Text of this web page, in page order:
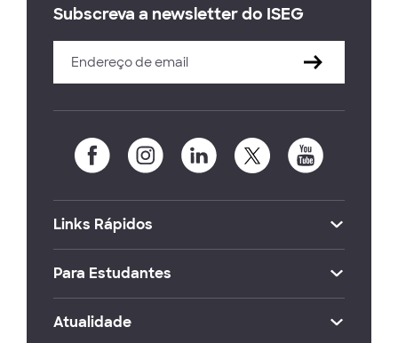
Subscreva a newsletter do ISEG
Links Rápidos
Para Estudantes
Atualidade